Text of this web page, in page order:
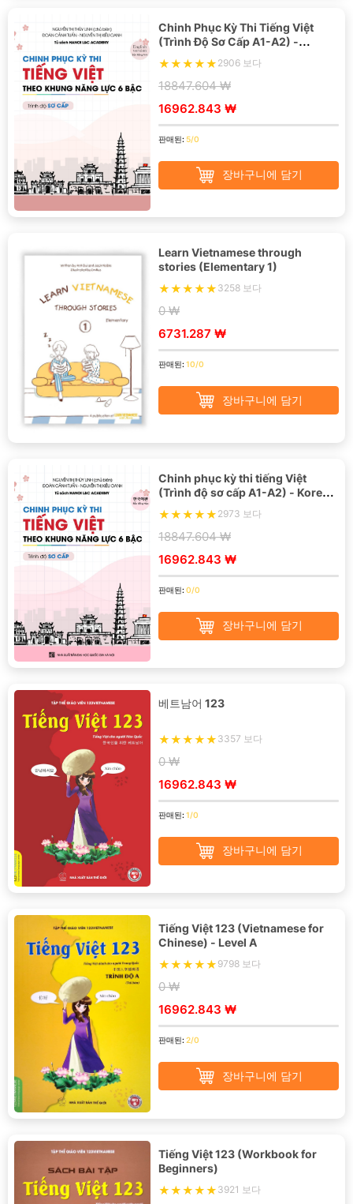
Chinh Phục Kỳ Thi Tiếng Việt
(Trình Độ Sơ Cấp A1-A2) -
2906 보다
18847.604 ₩
16962.843 ₩
판매된:5/0
장바구니에 담기
Learn Vietnamese through
stories (Elementary 1)
3258 보다
0 ₩
6731.287 ₩
판매된:10/0
장바구니에 담기
Chinh phục kỳ thi tiếng Việt
(Trình độ sơ cấp A1-A2) - Korean
2973 보다
18847.604 ₩
16962.843 ₩
판매된:0/0
장바구니에 담기
베트남어 123
3357 보다
0 ₩
16962.843 ₩
판매된:1/0
장바구니에 담기
Tiếng Việt 123 (Vietnamese for
Chinese) - Level A
9798 보다
0 ₩
16962.843 ₩
판매된:2/0
장바구니에 담기
Tiếng Việt 123 (Workbook for
Beginners)
3921 보다